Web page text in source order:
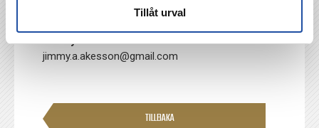
Tillåt urval
Ej använda ersättare: 31. Tilda Lundström
Jimmy Åkesson
jimmy.a.akesson@gmail.com
TILLBAKA